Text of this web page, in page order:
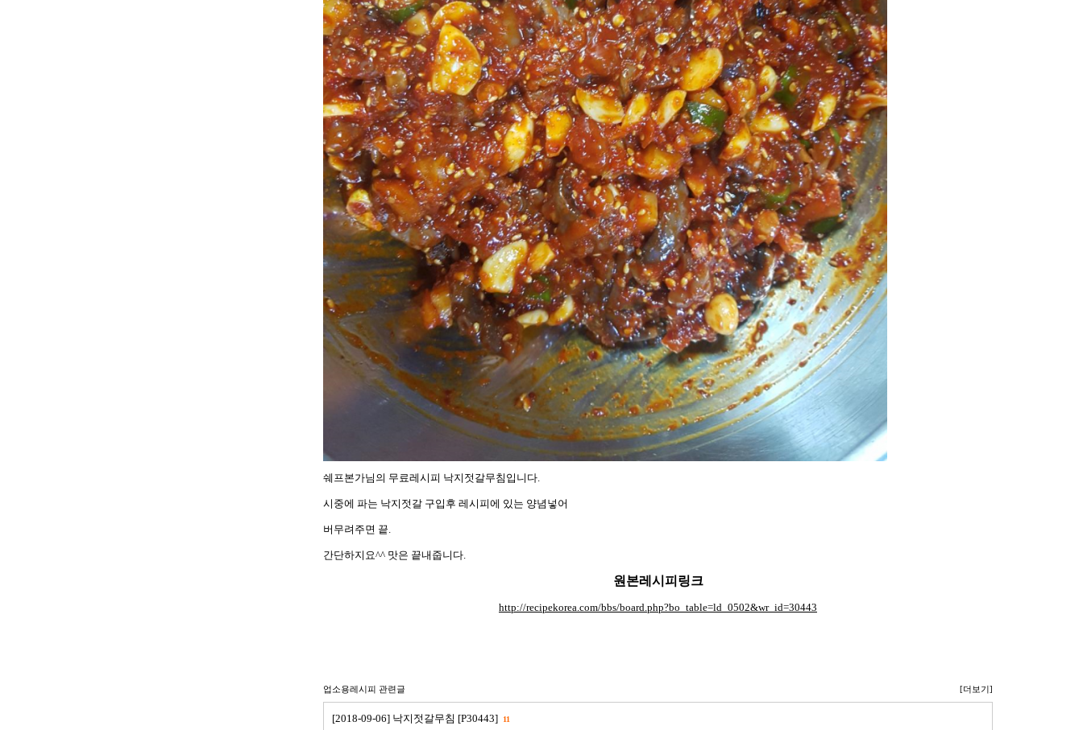
쉐프본가님의 무료레시피 낙지젓갈무침입니다.
시중에 파는 낙지젓갈 구입후 레시피에 있는 양념넣어
버무려주면 끝.
간단하지요^^ 맛은 끝내줍니다.
원본레시피링크
http://recipekorea.com/bbs/board.php?bo_table=ld_0502&wr_id=30443
업소용레시피 관련글 [더보기]
[2018-09-06] 낙지젓갈무침 [P30443] 11